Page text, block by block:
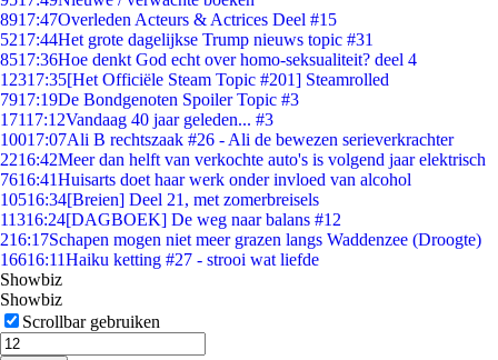
8917:47Overleden Acteurs & Actrices Deel #15
5217:44Het grote dagelijkse Trump nieuws topic #31
8517:36Hoe denkt God echt over homo-seksualiteit? deel 4
12317:35[Het Officiële Steam Topic #201] Steamrolled
7917:19De Bondgenoten Spoiler Topic #3
17117:12Vandaag 40 jaar geleden... #3
10017:07Ali B rechtszaak #26 - Ali de bewezen serieverkrachter
2216:42Meer dan helft van verkochte auto's is volgend jaar elektrisch
7616:41Huisarts doet haar werk onder invloed van alcohol
10516:34[Breien] Deel 21, met zomerbreisels
11316:24[DAGBOEK] De weg naar balans #12
216:17Schapen mogen niet meer grazen langs Waddenzee (Droogte)
16616:11Haiku ketting #27 - strooi wat liefde
Showbiz
Showbiz
Scrollbar gebruiken